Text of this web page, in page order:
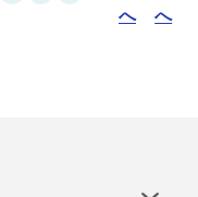
へ
へ